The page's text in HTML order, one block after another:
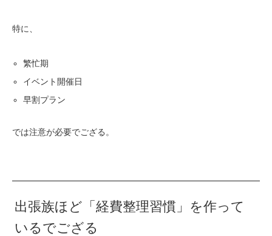
特に、
繁忙期
イベント開催日
早割プラン
では注意が必要でござる。
出張族ほど「経費整理習慣」を作って
いるでござる